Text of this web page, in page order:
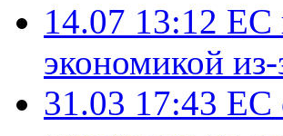
14.07 13:12 ЕС
экономикой
31.03 17:43 ЕС